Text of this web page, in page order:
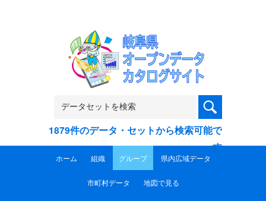
1879件のデータ・セットから検索可能で
す
ホーム 組織 グループ 県内広域データ
市町村データ 地図で見る